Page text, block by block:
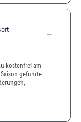
kostenfrei am
geführte